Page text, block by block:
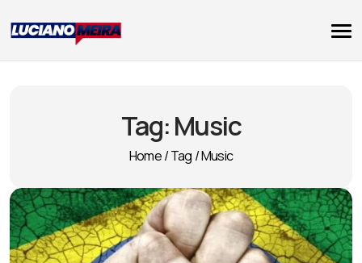
Tag:Music
Home/Tag /Music